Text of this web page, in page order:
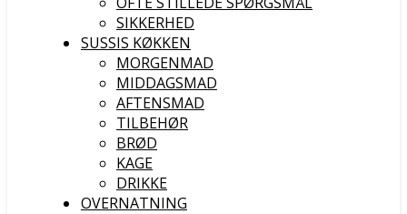
SIKKERHED
SUSSIS KØKKEN
MORGENMAD
MIDDAGSMAD
AFTENSMAD
TILBEHØR
BRØD
KAGE
DRIKKE
OVERNATNING